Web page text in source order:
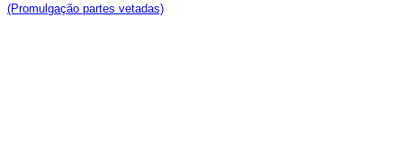
(Promulgação partes vetadas)